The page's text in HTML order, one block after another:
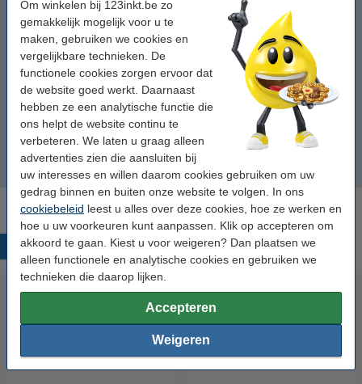
Om winkelen bij 123inkt.be zo
gemakkelijk mogelijk voor u te
maken, gebruiken we cookies en
vergelijkbare technieken. De
functionele cookies zorgen ervoor dat
de website goed werkt. Daarnaast
hebben ze een analytische functie die
ons helpt de website continu te
verbeteren. We laten u graag alleen
advertenties zien die aansluiten bij
uw interesses en willen daarom cookies gebruiken om uw
gedrag binnen en buiten onze website te volgen. In ons
cookiebeleid leest u alles over deze cookies, hoe ze werken en
hoe u uw voorkeuren kunt aanpassen. Klik op accepteren om
akkoord te gaan. Kiest u voor weigeren? Dan plaatsen we
alleen functionele en analytische cookies en gebruiken we
technieken die daarop lijken.
Accepteren
Weigeren
i990
i6500
i9100
i9900
i9950
Populaire producten